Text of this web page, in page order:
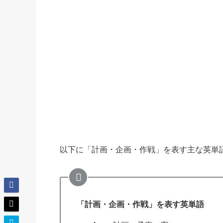
以下に「計画・企画・作戦」を表す主な英単
「計画・企画・作戦」を表す英単語